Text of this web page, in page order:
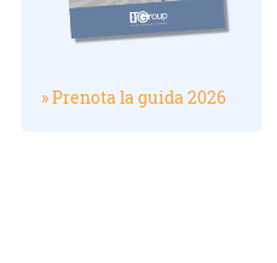
» Prenota la guida 2026